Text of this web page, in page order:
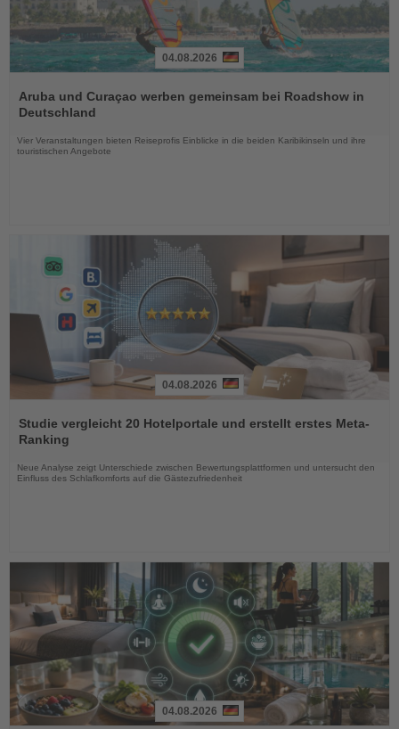
Sie
die
04.08.2026
Aruba und Curaçao werben gemeinsam bei Roadshow in
Deutschland
Vier Veranstaltungen bieten Reiseprofis Einblicke in die beiden Karibikinseln und ihre
touristischen Angebote
Sie
die
Nachrichten
04.08.2026
Studie vergleicht 20 Hotelportale und erstellt erstes Meta-
Ranking
Neue Analyse zeigt Unterschiede zwischen Bewertungsplattformen und untersucht den
Einfluss des Schlafkomforts auf die Gästezufriedenheit
04.08.2026